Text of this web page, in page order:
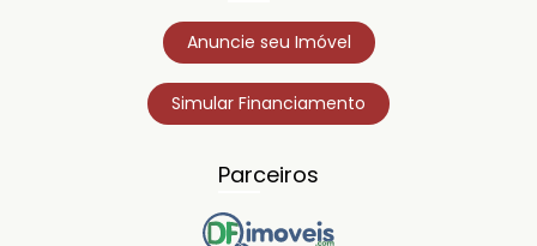
Anuncie seu Imóvel
Simular Financiamento
Parceiros